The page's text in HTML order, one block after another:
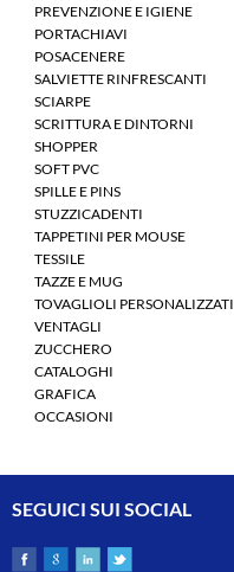
PREVENZIONE E IGIENE
PORTACHIAVI
POSACENERE
SALVIETTE RINFRESCANTI
SCIARPE
SCRITTURA E DINTORNI
SHOPPER
SOFT PVC
SPILLE E PINS
STUZZICADENTI
TAPPETINI PER MOUSE
TESSILE
TAZZE E MUG
TOVAGLIOLI PERSONALIZZATI
VENTAGLI
ZUCCHERO
CATALOGHI
GRAFICA
OCCASIONI
SEGUICI SUI SOCIAL